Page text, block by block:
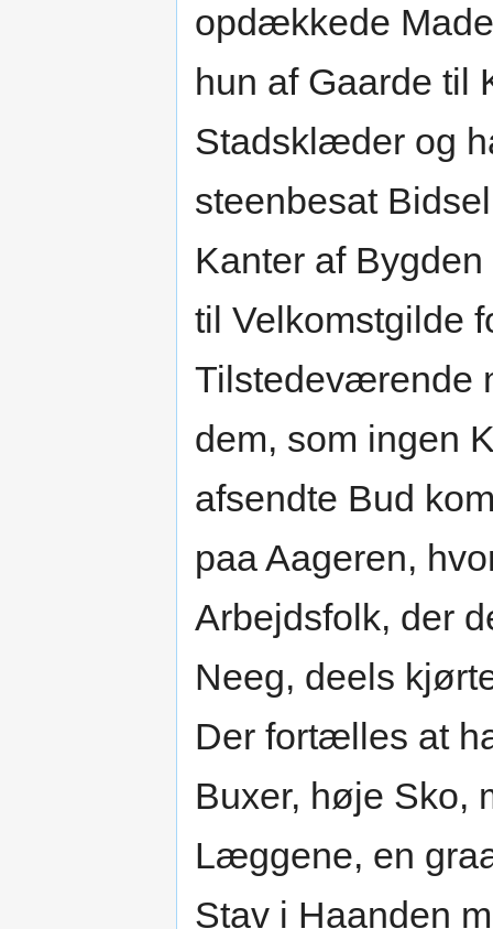
opdækkede
hun af Gaarde til
Stadsklæder og
steenbesat
Kanter af
til Velkomstgilde
Tilstedeværende
dem, som ingen
afsendte Bud
paa Aageren,
Arbejdsfolk, der
Neeg, deels
Der fortælles at
Buxer, høje Sko,
Læggene, en
Stav i Haanden